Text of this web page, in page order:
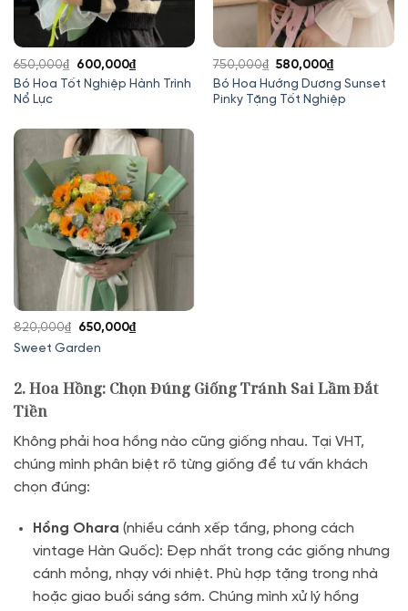
Bó Hoa Tốt Nghiệp Hành Trình
Nổ Lực
650,000₫
Giá
gốc
600,000₫Giá
hiện
600,000₫.
Bó Hoa Hướng Dương Sunset
Pinky Tặng Tốt Nghiệp
750,000₫ Giá
gốc
là:
580,000₫Giá
hiện
tại
Sweet Garden
820,000₫
Giá
gốc
820,000₫.
650,000₫Giá
là:
650,000₫.
2. Hoa Hồng: Chọn Đúng Giống Tránh Sai Lầm Đắt
Tiền
Không phải hoa hồng nào cũng giống nhau. Tại VHT,
chúng mình phân biệt rõ từng giống để tư vấn khách
chọn đúng:
Hồng Ohara (nhiều cánh xếp tầng, phong cách
vintage Hàn Quốc): Đẹp nhất trong các giống nhưng
cánh mỏng, nhạy với nhiệt. Phù hợp tặng trong nhà
hoặc giao buổi sáng sớm. Chúng mình xử lý hồng